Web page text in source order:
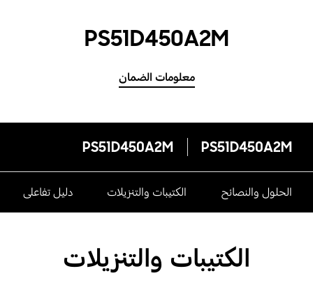
PS51D450A2M
معلومات الضمان
PS51D450A2M
PS51D450A2M
الحلول والنصائح الكتيبات والتنزيلات دليل تفاعلى
الكتيبات والتنزيلات